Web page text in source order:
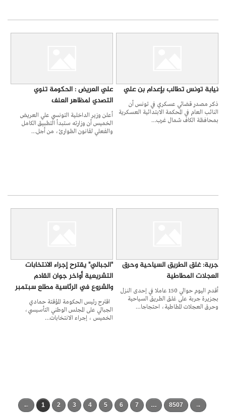
نيابة تونس تطالب بإعدام بن علي
ذكر مصدر قضائي عسكري في تونس أن
النائب العام في المحكمة الابتدائية العسكرية
بمحافظة الكاف شمال غرب…
علي العريض : الحكومة تنوي
التصدي لمظاهر العنف
أعلن وزير الداخلية التونسي علي العريض
الخميس أن وزارته ستبدأ التطبيق الكامل
والفعلي لقانون الطوارئ، من أجل…
جربة: غلق الطريق السياحية وحرق
العجلات المطاطية
أقدم اليوم حوالي 150 عاملا في إحدى النزل
بجزيرة جربة على غلق الطريق السياحية
وحرق العجلات المطاطية، احتجاجا…
"الجبالي" يقترح إجراء الانتخابات
التشريعية أواخر جوان القادم
والشروع في الرئاسية مطلع سبتمبر
اقترح رئيس الحكومة المؤقتة حمادي
الجبالي على المجلس الوطني التأسيسي،
الخميس ، إجراء الانتخابات…
← 1 2 3 4 5 6 7 … 8507 →